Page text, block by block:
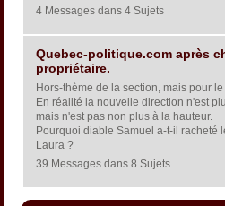
4 Messages dans 4 Sujets
Quebec-politique.com après
propriétaire.
Hors-thème de la section, mais pour
En réalité la nouvelle direction n'est
mais n'est pas non plus à la hauteur.
Pourquoi diable Samuel a-t-il racheté
Laura ?
39 Messages dans 8 Sujets